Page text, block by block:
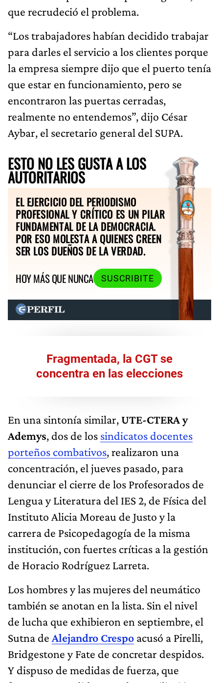
que recrudeció el problema.
“Los trabajadores habían decidido trabajar
para darles el servicio a los clientes porque
la empresa siempre dijo que el puerto tenía
que estar en funcionamiento, pero se
encontraron las puertas cerradas,
realmente no entendemos”, dijo César
Aybar, el secretario general del SUPA.
ESTO NO LES GUSTA A LOS
AUTORITARIOS
EL EJERCICIO DEL PERIODISMO
PROFESIONAL Y CRÍTICO ES UN PILAR
FUNDAMENTAL DE LA DEMOCRACIA.
POR ESO MOLESTA A QUIENES CREEN
SER LOS DUEÑOS DE LA VERDAD.
HOY MÁS QUE NUNCA
SUSCRIBITE
Fragmentada, la CGT se
concentra en las elecciones
En una sintonía similar,UTE-CTERA y
Ademys, dos de los sindicatos docentes
porteños combativos, realizaron una
concentración, el jueves pasado, para
denunciar el cierre de los Profesorados de
Lengua y Literatura del IES 2, de Física del
Instituto Alicia Moreau de Justo y la
carrera de Psicopedagogía de la misma
institución, con fuertes críticas a la gestión
de Horacio Rodríguez Larreta.
Los hombres y las mujeres del neumático
también se anotan en la lista. Sin el nivel
de lucha que exhibieron en septiembre, el
Sutna de Alejandro Crespo acusó a Pirelli,
Bridgestone y Fate de concretar despidos.
Y dispuso de medidas de fuerza, que